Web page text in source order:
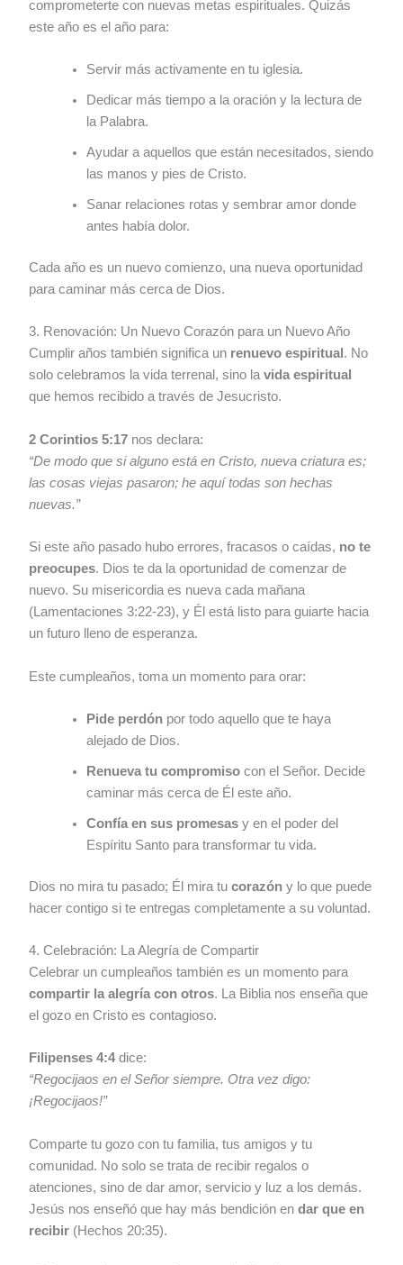
comprometerte con nuevas metas espirituales. Quizás
este año es el año para:
Servir más activamente en tu iglesia.
Dedicar más tiempo a la oración y la lectura de
la Palabra.
Ayudar a aquellos que están necesitados, siendo
las manos y pies de Cristo.
Sanar relaciones rotas y sembrar amor donde
antes había dolor.
Cada año es un nuevo comienzo, una nueva oportunidad
para caminar más cerca de Dios.
3. Renovación: Un Nuevo Corazón para un Nuevo Año
Cumplir años también significa un renuevo espiritual . No
solo celebramos la vida terrenal, sino lavida espiritual
que hemos recibido a través de Jesucristo.
2 Corintios 5:17 nos declara:
“De modo que si alguno está en Cristo, nueva criatura es;
las cosas viejas pasaron; he aquí todas son hechas
nuevas.”
Si este año pasado hubo errores, fracasos o caídas, no te
preocupes. Dios te da la oportunidad de comenzar de
nuevo. Su misericordia es nueva cada mañana
(Lamentaciones 3:22-23), y Él está listo para guiarte hacia
un futuro lleno de esperanza.
Este cumpleaños, toma un momento para orar:
Pide perdón por todo aquello que te haya
alejado de Dios.
Renueva tu compromiso con el Señor. Decide
caminar más cerca de Él este año.
Confía en sus promesas y en el poder del
Espíritu Santo para transformar tu vida.
Dios no mira tu pasado; Él mira tucorazón y lo que puede
hacer contigo si te entregas completamente a su voluntad.
4. Celebración: La Alegría de Compartir
Celebrar un cumpleaños también es un momento para
compartir la alegría con otros. La Biblia nos enseña que
el gozo en Cristo es contagioso.
Filipenses 4:4dice:
“Regocijaos en el Señor siempre. Otra vez digo:
¡Regocijaos!”
Comparte tu gozo con tu familia, tus amigos y tu
comunidad. No solo se trata de recibir regalos o
atenciones, sino de dar amor, servicio y luz a los demás.
Jesús nos enseñó que hay más bendición endar que en
recibir (Hechos 20:35).